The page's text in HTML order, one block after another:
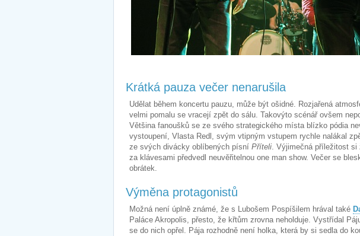
Krátká pauza večer nenarušila
Udělat během koncertu pauzu, může být ošidné. Rozjařená
velmi pomalu se vracejí zpět do sálu. Takovýto scénář ovšem
Většina fanoušků se ze svého strategického místa blízko pódia
vystoupení, Vlasta Redl, svým vtipným vstupem rychle nalákal
ze svých divácky oblíbených písní Příteli. Výjimečná příležitost si
za klávesami předvedl neuvěřitelnou one man show. Večer se
obrátek.
Výměna protagonistů
Možná není úplně známé, že s Lubošem Pospíšilem hrával také
Paláce Akropolis, přesto, že křtům zrovna neholduje. Vystřídal
se do nich opřel. Pája rozhodně není holka, která by si sedla do